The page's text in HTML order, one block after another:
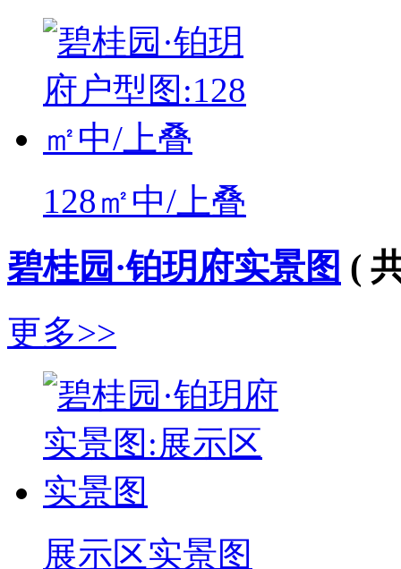
128㎡中/上叠
碧桂园·铂玥府实景图 (
更多>>
展示区实景图